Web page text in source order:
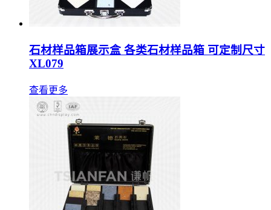
石材样品箱展示盒 各类石材样品箱 可定制尺寸
XL079
查看更多